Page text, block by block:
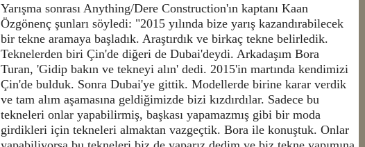
Yarışma sonrası Anything/Dere Construction'ın kaptanı Kaan
Özgönenç şunları söyledi: "2015 yılında bize yarış kazandırabilecek
bir tekne aramaya başladık. Araştırdık ve birkaç tekne belirledik.
Teknelerden biri Çin'de diğeri de Dubai'deydi. Arkadaşım Bora
Turan, 'Gidip bakın ve tekneyi alın' dedi. 2015'in martında kendimizi
Çin'de bulduk. Sonra Dubai'ye gittik. Modellerde birine karar verdik
ve tam alım aşamasına geldiğimizde bizi kızdırdılar. Sadece bu
tekneleri onlar yapabilirmiş, başkası yapamazmış gibi bir moda
girdikleri için tekneleri almaktan vazgeçtik. Bora ile konuştuk. Onlar